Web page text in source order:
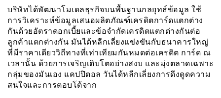
บริษัทได้พัฒนาโมเดลธุรกิจบนพื้นฐานกลยุทธ์ข้อมูล ใช้
การวิเคราะห์ข้อมูลเสนอผลิตภัณฑ์เครดิตการ์ดแตกต่าง
กันด้วยอัตราดอกเบี้ยและข้อจำกัดเครดิตแตกต่างกันต่อ
ลูกค้าแตกต่างกัน มันได้หลีกเลี่ยงแข่งขันกับธนาคารใหญ่
ที่มีราคาเดียววิถีทางที่เท่าเทียมกันหมดต่อเครดิต การ์ด ณ
เวลานั้น ด้วยการเจริญเติบโตอย่างสงบ และมุ่งตลาดเฉพาะ
กลุ่มของมันเอง แคปปิตอล วันได้หลีกเลี่ยงการดึงดูดความ
สนใจและการตอบโต้จาก